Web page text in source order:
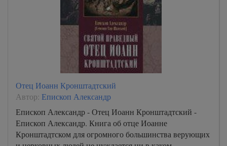
Отец Иоанн Кронштадтский
Автор: Епископ Александр
Епископ Александр - Отец Иоанн Кронштадтский -
Епископ Александр. Книга об отце Иоанне
Кронштадтском для огромного большинства верующих